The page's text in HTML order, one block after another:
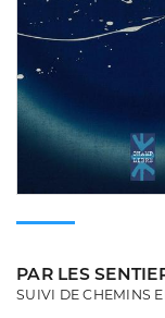
PAR LES
SUIVI DE CHEMINS